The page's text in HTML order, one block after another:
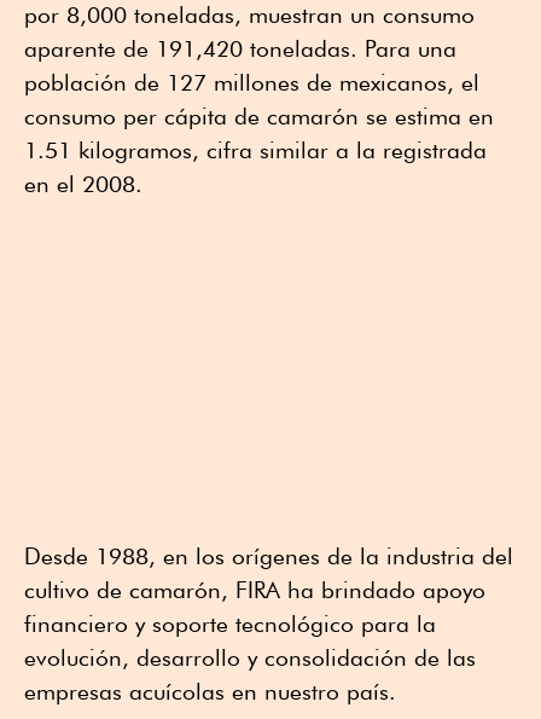
por 8,000 toneladas, muestran un consumo
aparente de 191,420 toneladas. Para una
población de 127 millones de mexicanos, el
consumo per cápita de camarón se estima en
1.51 kilogramos, cifra similar a la registrada
en el 2008.
Desde 1988, en los orígenes de la industria del
cultivo de camarón, FIRA ha brindado apoyo
financiero y soporte tecnológico para la
evolución, desarrollo y consolidación de las
empresas acuícolas en nuestro país.